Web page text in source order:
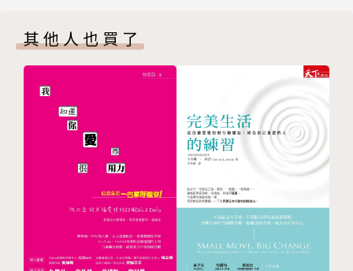
著有《走過婚姻》、《婚姻終結者》、《兒子看招》、
《上帝也算命》、《女生愛男生》、《看神聽鬼》、
《通靈者說》等書；譯有《反敗為勝》、《印度之
旅》、《紫色姊妹花》等書。
自己的天空
是三八，還是烈士？
應觀眾要求
為什麼結婚
尋找白馬王子
都是賢妻良母惹的禍？
誰說一定要結婚
致命的吸引力
惡意的遊戲
彈性疲乏
其他人也買了